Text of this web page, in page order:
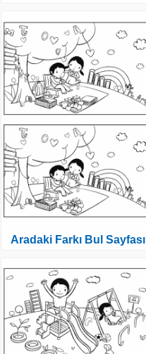
Aradaki Farkı Bul Sayfası